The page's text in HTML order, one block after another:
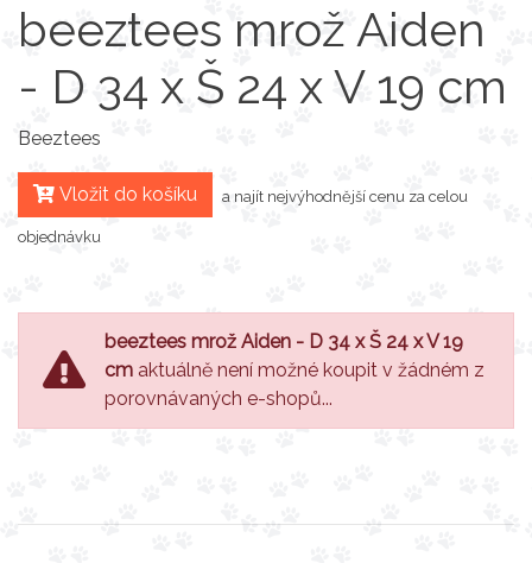
beeztees mrož Aiden
- D 34 x Š 24 x V 19 cm
Beeztees
Vložit do košíku a najít nejvýhodnější cenu za celou
objednávku
beeztees mrož Aiden - D 34 x Š 24 x V 19
cm aktuálně není možné koupit v žádném z
porovnávaných e-shopů...